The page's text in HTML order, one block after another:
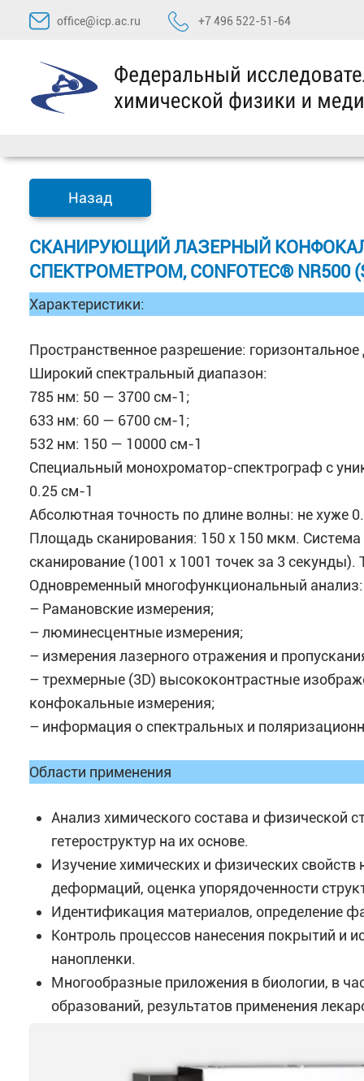
Перейти
содержимому
office@icp.ac.ru +7 496 522-51-64
Назад
CКАНИРУЮЩИЙ ЛАЗЕРНЫЙ
СПЕКТРОМЕТРОМ, CONFOTEC® NR500
Характеристики:
Пространственное разрешение:
Широкий спектральный диапазон:
785 нм: 50 — 3700 см-1;
633 нм: 60 — 6700 см-1;
532 нм: 150 — 10000 см-1
Специальный монохроматор-спектрограф с
0.25 см-1
Абсолютная точность по длине волны: не хуже
Площадь сканирования: 150 х 150 мкм.
сканирование (1001 х 1001 точек за 3
Одновременный многофункциональный анализ:
– Рамановские измерения;
– люминесцентные измерения;
– измерения лазерного отражения и
– трехмерные (3D) высококонтрастные
конфокальные измерения;
– информация о спектральных и
Области применения
Анализ химического состава и физической
гетероструктур на их основе.
Изучение химических и физических
деформаций, оценка упорядоченности
Идентификация материалов, определение
Контроль процессов нанесения покрытий и
нанопленки.
Многообразные приложения в биологии, в
образований, результатов применения